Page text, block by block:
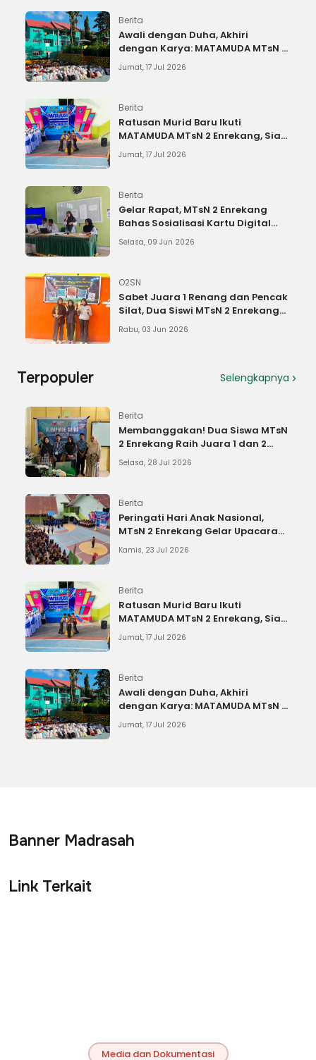
Berita
Awali dengan Duha, Akhiri
dengan Karya: MATAMUDA MTsN 2
Enrekang Resmi Ditutup
Jumat, 17 Jul 2026
Berita
Ratusan Murid Baru Ikuti
MATAMUDA MTsN 2 Enrekang, Siap
Cetak Generasi Berkarakter
Jumat, 17 Jul 2026
Berita
Gelar Rapat, MTsN 2 Enrekang
Bahas Sosialisasi Kartu Digital
Siswa dan Penentuan Kenaikan
Kelas
Selasa, 09 Jun 2026
O2SN
Sabet Juara 1 Renang dan Pencak
Silat, Dua Siswi MTsN 2 Enrekang
Melaju ke O2SN Tingkat Provinsi
Rabu, 03 Jun 2026
Terpopuler Selengkapnya
Berita
Membanggakan! Dua Siswa MTsN
2 Enrekang Raih Juara 1 dan 2
OSN IPS, Lolos ke Tingkat Provinsi
Selasa, 28 Jul 2026
Berita
Peringati Hari Anak Nasional,
MTsN 2 Enrekang Gelar Upacara
dan Bacakan Amanat Menteri
Kamis, 23 Jul 2026
Berita
Ratusan Murid Baru Ikuti
MATAMUDA MTsN 2 Enrekang, Siap
Cetak Generasi Berkarakter
Jumat, 17 Jul 2026
Berita
Awali dengan Duha, Akhiri
dengan Karya: MATAMUDA MTsN 2
Enrekang Resmi Ditutup
Jumat, 17 Jul 2026
Banner Madrasah
Link Terkait
Media dan Dokumentasi